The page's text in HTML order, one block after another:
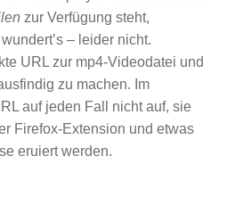
zur Verfügung steht,
– leider nicht.
URL zur mp4-Videodatei und
zu machen. Im
auf jeden Fall nicht auf, sie
Firefox-Extension und etwas
eruiert werden.